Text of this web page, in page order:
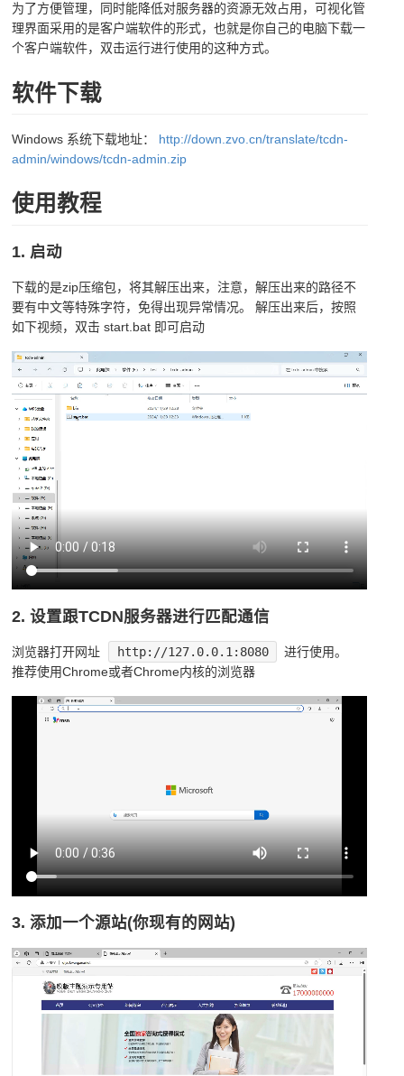
为了方便管理，同时能降低对服务器的资源无效占用，可视化管
理界面采用的是客户端软件的形式，也就是你自己的电脑下载一
个客户端软件，双击运行进行使用的这种方式。
软件下载
Windows 系统下载地址： http://down.zvo.cn/translate/tcdn-
admin/windows/tcdn-admin.zip
使用教程
1. 启动
下载的是zip压缩包，将其解压出来，注意，解压出来的路径不
要有中文等特殊字符，免得出现异常情况。 解压出来后，按照
如下视频，双击 start.bat 即可启动
2. 设置跟TCDN服务器进行匹配通信
浏览器打开网址 http://127.0.0.1:8080
进行使用。
推荐使用Chrome或者Chrome内核的浏览器
3. 添加一个源站(你现有的网站)